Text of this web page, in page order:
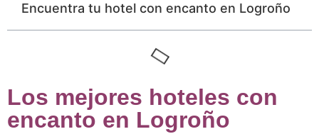
Encuentra tu hotel con encanto en Logroño
Los mejores hoteles con
encanto en Logroño